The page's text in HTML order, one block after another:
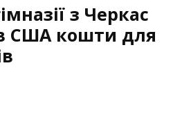
з Черкас
США кошти для